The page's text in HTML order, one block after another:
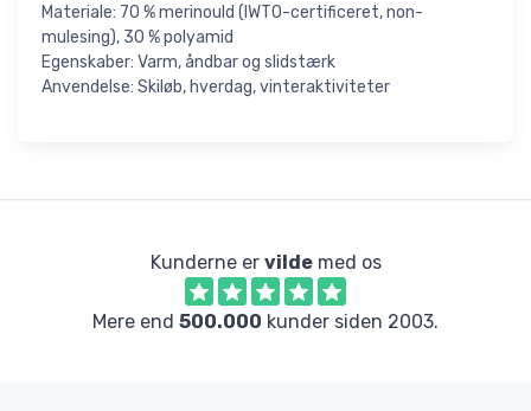
Materiale: 70 % merinould (IWTO-certificeret, non-
mulesing), 30 % polyamid
Egenskaber: Varm, åndbar og slidstærk
Anvendelse: Skiløb, hverdag, vinteraktiviteter
Kunderne er vildemed os
Mere end 500.000 kunder siden 2003.